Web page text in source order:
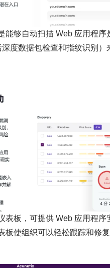
能够自动扫描 Web 应用程
度数据包检查和指纹识别
表板，可提供 Web 应用程
板使组织可以轻松跟踪和修